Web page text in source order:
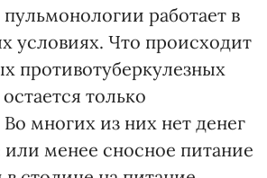
работает в
условиях. Что происходит
противотуберкулезных
только
Во многих из них нет денег
или менее сносное питание